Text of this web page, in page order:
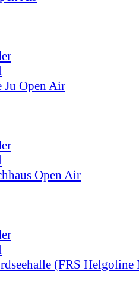
Ju Open Air
Open Air
(FRS Helgoline